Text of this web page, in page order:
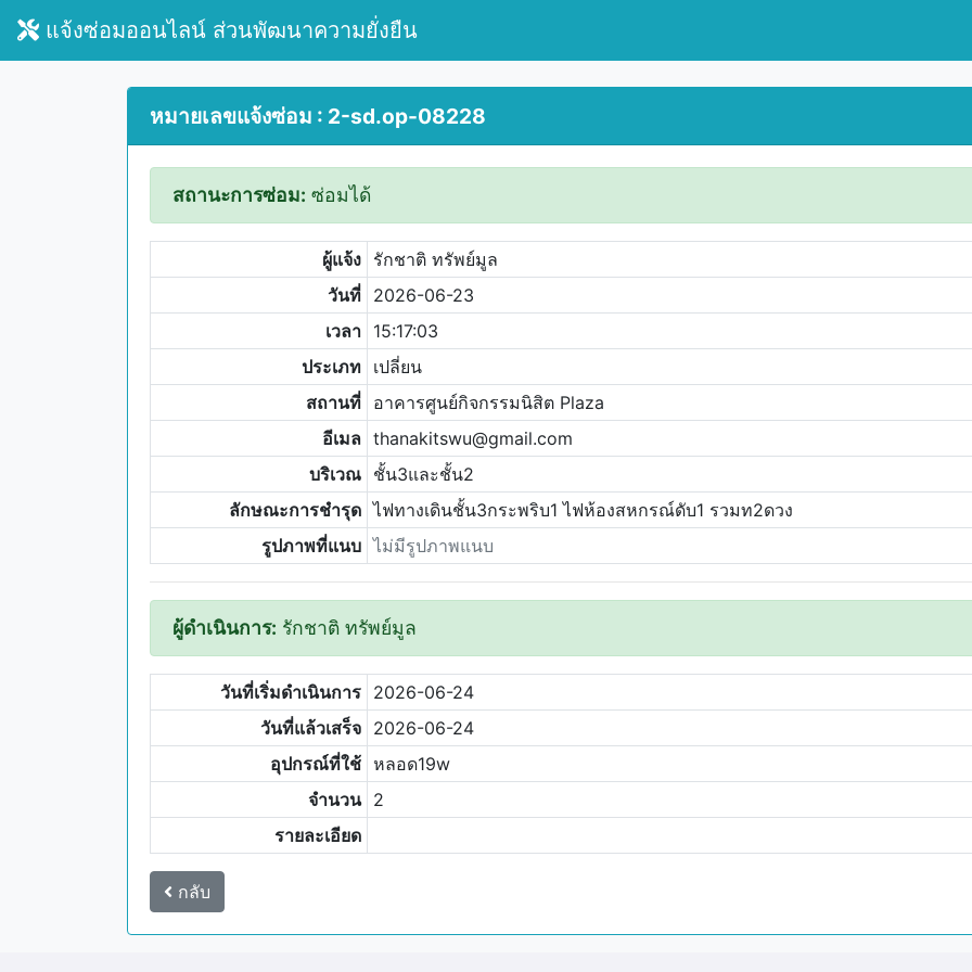
แจ้งซ่อมออนไลน์ ส่วนพัฒนาความยั่งยืน
หมายเลขแจ้งซ่อม : 2-sd.op-08228
สถานะการซ่อม: ซ่อมได้
ผู้แจ้ง รักชาติ ทรัพย์มูล
วันที่ 2026-06-23
เวลา 15:17:03
ประเภท เปลี่ยน
สถานที่ อาคารศูนย์กิจกรรมนิสิต Plaza
อีเมล thanakitswu@gmail.com
บริเวณ ชั้น3และชั้น2
ลักษณะการชำรุด ไฟทางเดินชั้น3กระพริบ1 ไฟห้องสหกรณ์ดับ1 รวมท2ดวง
รูปภาพที่แนบ ไม่มีรูปภาพแนบ
ผู้ดำเนินการ: รักชาติ ทรัพย์มูล
วันที่เริ่มดำเนินการ 2026-06-24
วันที่แล้วเสร็จ 2026-06-24
อุปกรณ์ที่ใช้ หลอด19w
จำนวน 2
รายละเอียด
กลับ